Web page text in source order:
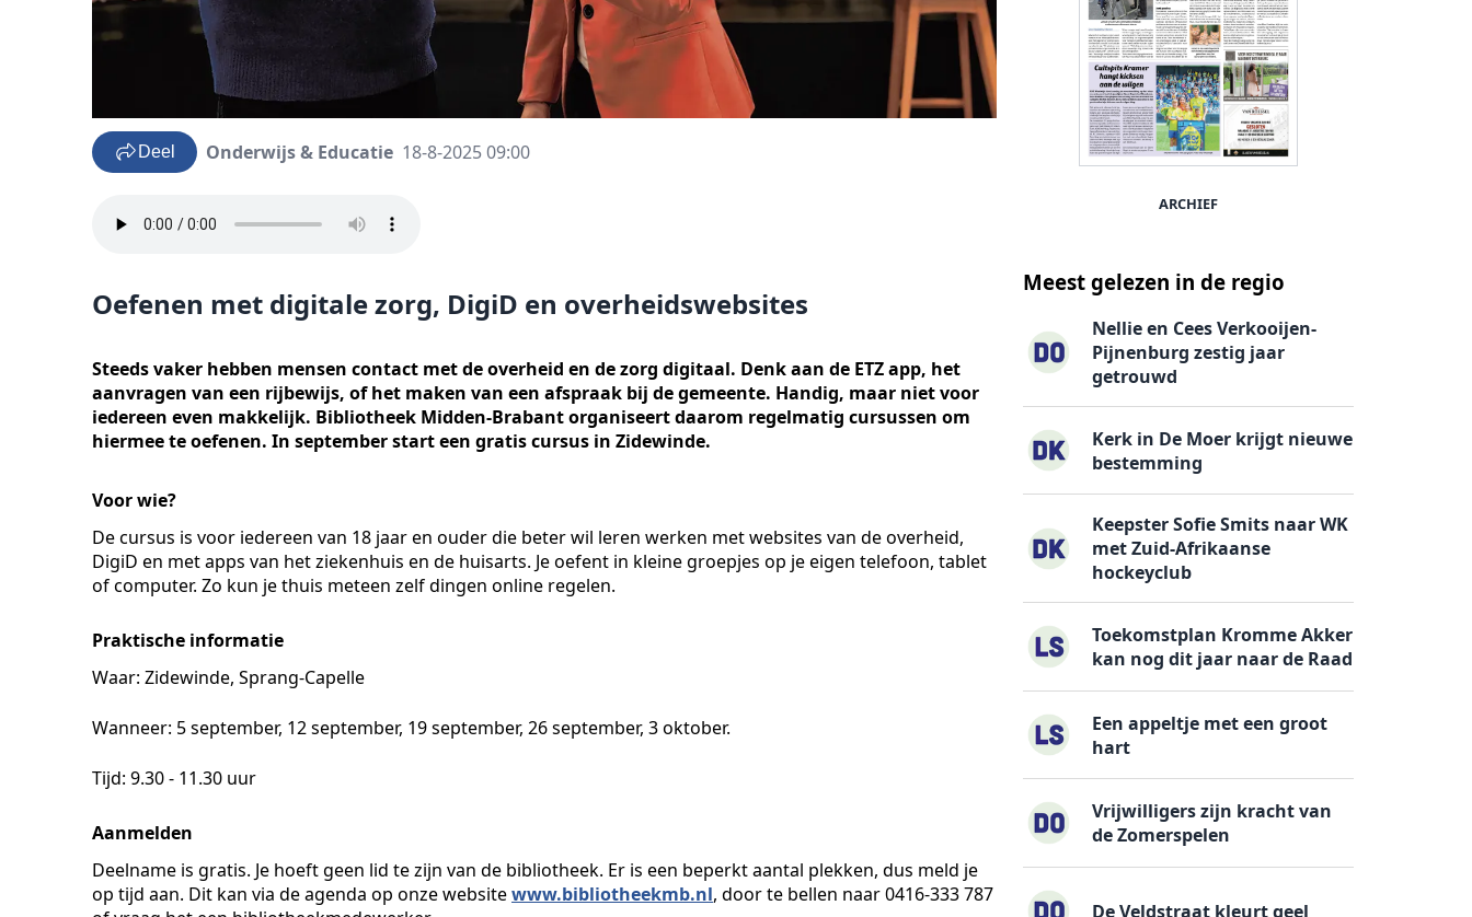
Deel Onderwijs & Educatie 18-8-2025 09:00
Oefenen met digitale zorg, DigiD en overheidswebsites
Steeds vaker hebben mensen contact met de overheid en de zorg digitaal. Denk aan de ETZ app, het
aanvragen van een rijbewijs, of het maken van een afspraak bij de gemeente. Handig, maar niet voor
iedereen even makkelijk. Bibliotheek Midden-Brabant organiseert daarom regelmatig cursussen om
hiermee te oefenen. In september start een gratis cursus in Zidewinde.
Voor wie?
De cursus is voor iedereen van 18 jaar en ouder die beter wil leren werken met websites van de overheid,
DigiD en met apps van het ziekenhuis en de huisarts. Je oefent in kleine groepjes op je eigen telefoon, tablet
of computer. Zo kun je thuis meteen zelf dingen online regelen.
Praktische informatie
Waar: Zidewinde, Sprang-Capelle
Wanneer: 5 september, 12 september, 19 september, 26 september, 3 oktober.
Tijd: 9.30 - 11.30 uur
Aanmelden
Deelname is gratis. Je hoeft geen lid te zijn van de bibliotheek. Er is een beperkt aantal plekken, dus meld je
op tijd aan. Dit kan via de agenda op onze websitewww.bibliotheekmb.nl, door te bellen naar 0416-333 787
ARCHIEF
Meest gelezen in de regio
Nellie en Cees Verkooijen-
Pijnenburg zestig jaar
getrouwd
Kerk in De Moer krijgt nieuwe
bestemming
Keepster Sofie Smits naar WK
met Zuid-Afrikaanse
hockeyclub
Toekomstplan Kromme Akker
kan nog dit jaar naar de Raad
Een appeltje met een groot
hart
Vrijwilligers zijn kracht van
de Zomerspelen
De Veldstraat kleurt geel